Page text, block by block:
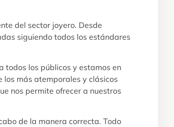
del sector joyero. Desde
siguiendo todos los estándares
todos los públicos y estamos en
más atemporales y clásicos
nos permite ofrecer a nuestros
de la manera correcta. Todo